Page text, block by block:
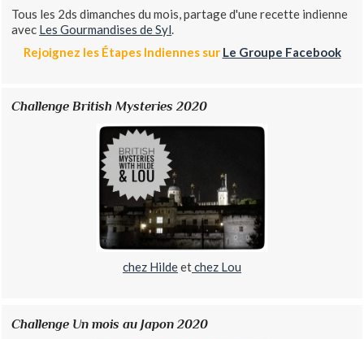
Tous les 2ds dimanches du mois, partage d'une recette indienne
avec Les Gourmandises de Syl.
Rejoignez les Étapes Indiennes sur Le Groupe Facebook
Challenge British Mysteries 2020
chez Hildeetchez Lou
Challenge Un mois au Japon 2020